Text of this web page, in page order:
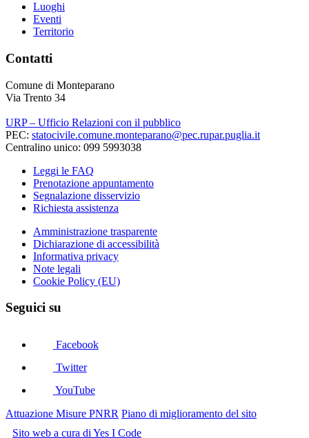
Luoghi
Eventi
Territorio
Contatti
Comune di Monteparano
Via Trento 34
URP – Ufficio Relazioni con il pubblico
PEC: statocivile.comune.monteparano@pec.rupar.puglia.it
Centralino unico: 099 5993038
Leggi le FAQ
Prenotazione appuntamento
Segnalazione disservizio
Richiesta assistenza
Amministrazione trasparente
Dichiarazione di accessibilità
Informativa privacy
Note legali
Cookie Policy (EU)
Seguici su
Facebook
Twitter
YouTube
Attuazione Misure PNRR Piano di miglioramento del sito
Sito web a cura di Yes I Code